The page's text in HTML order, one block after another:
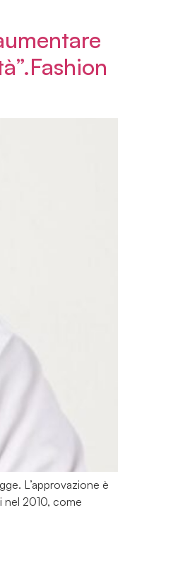
L’approvazione è
nel 2010, come